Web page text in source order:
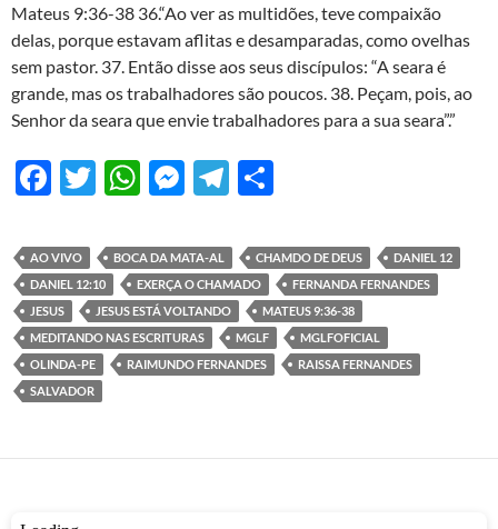
Mateus 9:36-38 36.“Ao ver as multidões, teve compaixão
delas, porque estavam aflitas e desamparadas, como ovelhas
sem pastor. 37. Então disse aos seus discípulos: “A seara é
grande, mas os trabalhadores são poucos. 38. Peçam, pois, ao
Senhor da seara que envie trabalhadores para a sua seara”.”
F
e
b
o
o
k
T
itt
er
W
at
s
A
p
p
M
se
n
g
er
T
e
gr
a
m
ar
e
AO VIVO BOCA DA MATA-AL CHAMDO DE DEUS
DANIEL 12
DANIEL 12:10
EXERÇA O CHAMADO
FERNANDA FERNANDES
JESUS
JESUS ESTÁ VOLTANDO
MATEUS 9:36-38
MEDITANDO NAS ESCRITURAS
MGLF
MGLFOFICIAL
OLINDA-PE
RAIMUNDO FERNANDES
RAISSA FERNANDES
SALVADOR